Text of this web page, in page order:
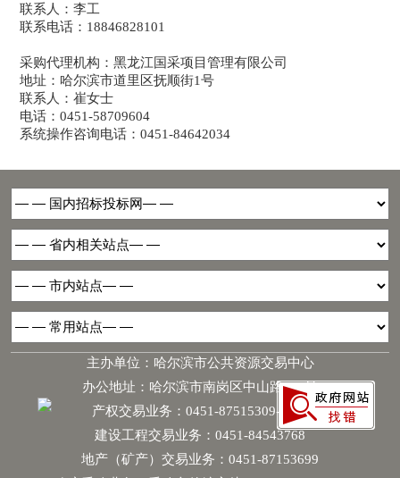
联系人：李工
联系电话：18846828101
采购代理机构：黑龙江国采项目管理有限公司
地址：哈尔滨市道里区抚顺街1号
联系人：崔女士
电话：0451-58709604
系统操作咨询电话：0451-84642034
主办单位：哈尔滨市公共资源交易中心
办公地址：哈尔滨市南岗区中山路181号
产权交易业务：0451-87515309-6068
建设工程交易业务：0451-84543768
地产（矿产）交易业务：0451-87153699